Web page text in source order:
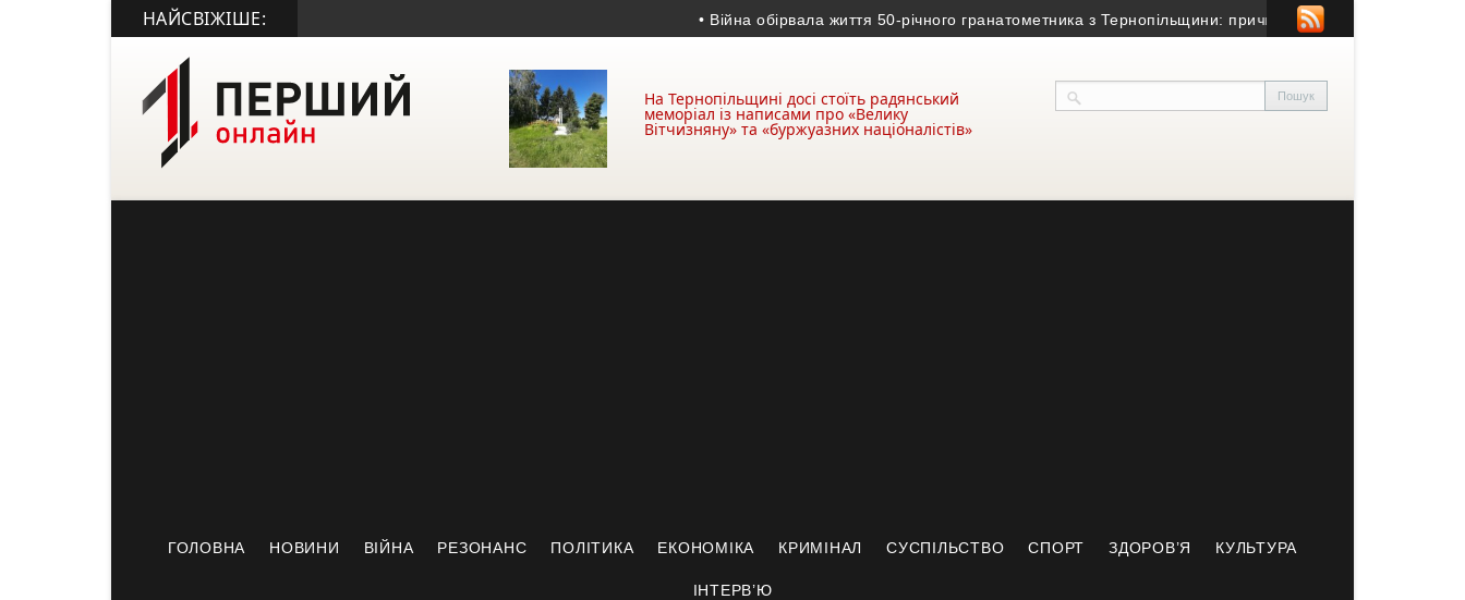
НАЙСВІЖІШЕ: • Війна обірвала життя 50-річного гранатометника з Тернопільщини: причина смерті – гостра серцево-
На Тернопільщині досі стоїть радянський
меморіал із написами про «Велику
Вітчизняну» та «буржуазних націоналістів»
ГОЛОВНА НОВИНИ ВІЙНА РЕЗОНАНС ПОЛІТИКА ЕКОНОМІКА КРИМІНАЛ СУСПІЛЬСТВО СПОРТ ЗДОРОВ’Я КУЛЬТУРА
ІНТЕРВ’Ю